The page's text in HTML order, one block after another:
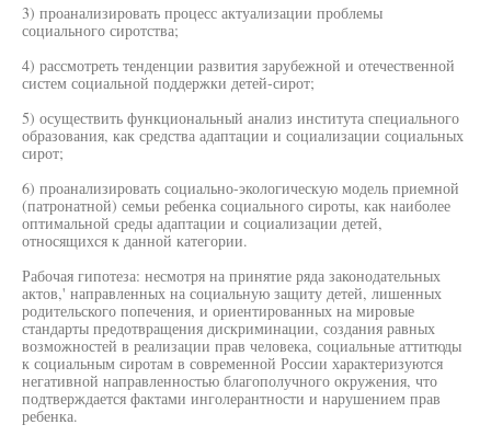
3) проанализировать процесс актуализации проблемы
социального сиротства;
4) рассмотреть тенденции развития зарубежной и отечественной
систем социальной поддержки детей-сирот;
5) осуществить функциональный анализ института специального
образования, как средства адаптации и социализации социальных
сирот;
6) проанализировать социально-экологическую модель приемной
(патронатной) семьи ребенка социального сироты, как наиболее
оптимальной среды адаптации и социализации детей,
относящихся к данной категории.
Рабочая гипотеза: несмотря на принятие ряда законодательных
актов,' направленных на социальную защиту детей, лишенных
родительского попечения, и ориентированных на мировые
стандарты предотвращения дискриминации, создания равных
возможностей в реализации прав человека, социальные аттитюды
к социальным сиротам в современной России характеризуются
негативной направленностью благополучного окружения, что
подтверждается фактами инголерантности и нарушением прав
ребенка.